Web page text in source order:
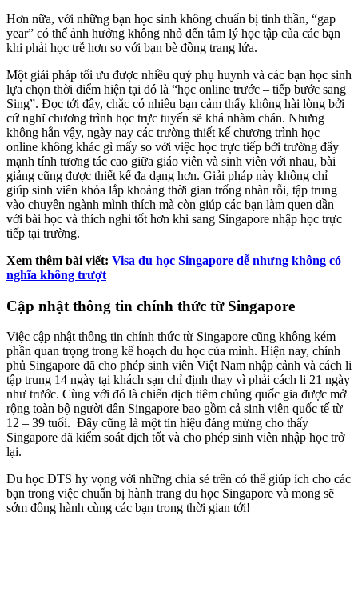
Hơn nữa, với những bạn học sinh không chuẩn bị tinh thần, “gap
year” có thể ảnh hưởng không nhỏ đến tâm lý học tập của các bạn
khi phải học trễ hơn so với bạn bè đồng trang lứa.
Một giải pháp tối ưu được nhiều quý phụ huynh và các bạn học sinh
lựa chọn thời điểm hiện tại đó là “học online trước – tiếp bước sang
Sing”. Đọc tới đây, chắc có nhiều bạn cảm thấy không hài lòng bởi
cứ nghĩ chương trình học trực tuyến sẽ khá nhàm chán. Nhưng
không hẳn vậy, ngày nay các trường thiết kế chương trình học
online không khác gì mấy so với việc học trực tiếp bởi trường đẩy
mạnh tính tương tác cao giữa giáo viên và sinh viên với nhau, bài
giảng cũng được thiết kế đa dạng hơn. Giải pháp này không chỉ
giúp sinh viên khỏa lắp khoảng thời gian trống nhàn rỗi, tập trung
vào chuyên ngành mình thích mà còn giúp các bạn làm quen dần
với bài học và thích nghi tốt hơn khi sang Singapore nhập học trực
tiếp tại trường.
Xem thêm bài viết: Visa du học Singapore dễ nhưng không có
nghĩa không trượt
Cập nhật thông tin chính thức từ Singapore
Việc cập nhật thông tin chính thức từ Singapore cũng không kém
phần quan trọng trong kế hoạch du học của mình. Hiện nay, chính
phủ Singapore đã cho phép sinh viên Việt Nam nhập cảnh và cách li
tập trung 14 ngày tại khách sạn chỉ định thay vì phải cách li 21 ngày
như trước. Cùng với đó là chiến dịch tiêm chủng quốc gia được mở
rộng toàn bộ người dân Singapore bao gồm cả sinh viên quốc tế từ
12 – 39 tuổi. Đây cũng là một tín hiệu đáng mừng cho thấy
Singapore đã kiểm soát dịch tốt và cho phép sinh viên nhập học trở
lại.
Du học DTS hy vọng với những chia sẻ trên có thể giúp ích cho các
bạn trong việc chuẩn bị hành trang du học Singapore và mong sẽ
sớm đồng hành cùng các bạn trong thời gian tới!